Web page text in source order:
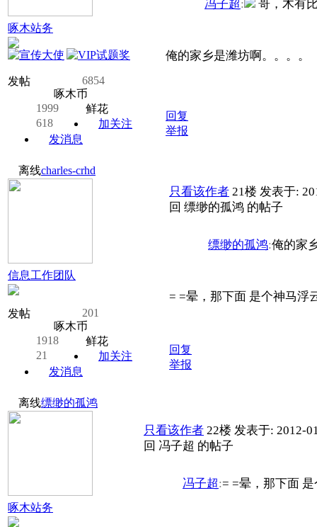
啄木站务
发帖
6854
啄木币
1999
鲜花
618
加关注
发消息
冯子超: 哥，木有
俺的家乡是潍坊啊。。。。
回复
举报
离线charles-crhd
信息工作团队
发帖
201
啄木币
1918
鲜花
21
加关注
发消息
只看该作者 21楼 发表于:
回 缥缈的孤鸿 的帖子
缥缈的孤鸿:俺的家
= =晕，那下面 是个神马浮
回复
举报
离线缥缈的孤鸿
啄木站务
只看该作者 22楼 发表于: 2012-
回 冯子超 的帖子
冯子超:= =晕，那下面